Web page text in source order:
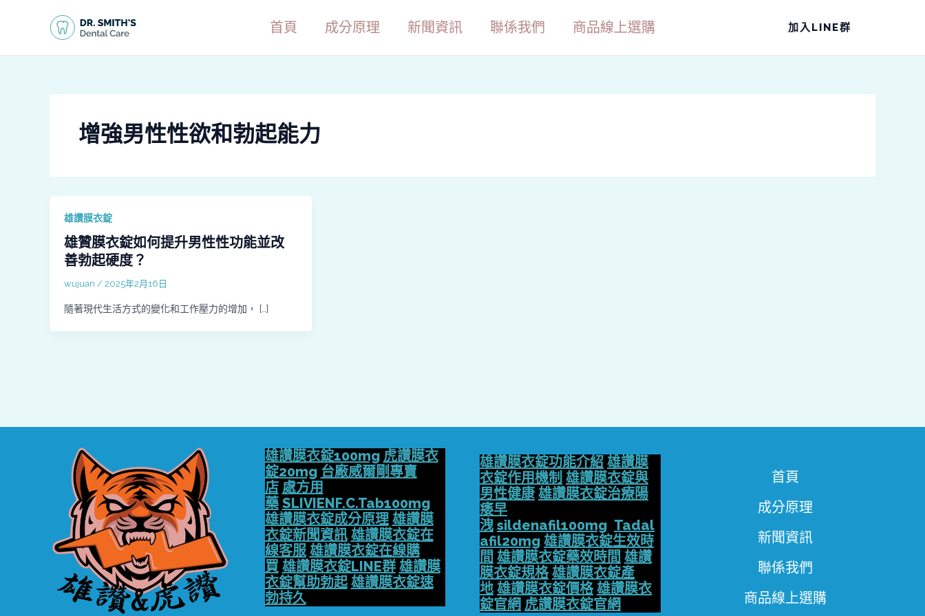
首頁 成分原理 新聞資訊 聯係我們 商品線上選購 加入LINE群
增強男性性欲和勃起能力
雄讚膜衣錠
雄贊膜衣錠如何提升男性性功能並改
善勃起硬度？
wujuan / 2025年2月16日
隨著現代生活方式的變化和工作壓力的增加， […]
雄讚膜衣錠100mg 虎讚膜衣
錠20mg 台廠威爾剛專賣
店 處方用
藥 SLIVIENF.C.Tab100mg
雄讚膜衣錠成分原理 雄讚膜
衣錠新聞資訊 雄讚膜衣錠在
線客服 雄讚膜衣錠在線購
買 雄讚膜衣錠LINE群 雄讚膜
衣錠幫助勃起 雄讚膜衣錠速
勃持久
雄讚膜衣錠功能介紹 雄讚膜
衣錠作用機制 雄讚膜衣錠與
男性健康 雄讚膜衣錠治療陽
痿早
洩 sildenafil100mg Tadal
afil20mg 雄讚膜衣錠生效時
間 雄讚膜衣錠藥效時間 雄讚
膜衣錠規格 雄讚膜衣錠產
地 雄讚膜衣錠價格 雄讚膜衣
錠官網 虎讚膜衣錠官網
首頁
成分原理
新聞資訊
聯係我們
商品線上選購